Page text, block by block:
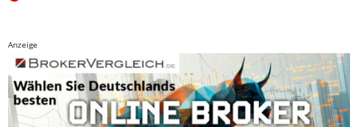
Anzeige